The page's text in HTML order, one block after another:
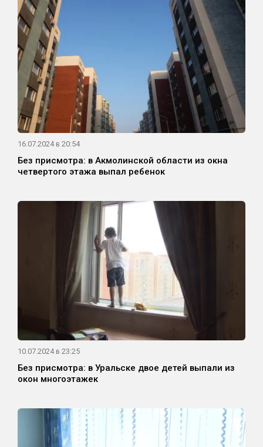
16.07.2024 в 20:54
Без присмотра: в Акмолинской области из окна
четвертого этажа выпал ребенок
10.07.2024 в 23:25
Без присмотра: в Уральске двое детей выпали из
окон многоэтажек